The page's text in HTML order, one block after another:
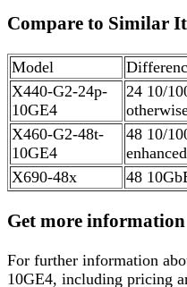
Compare to Similar
Model
X440-G2-24p-
10GE4
24 10/
X460-G2-48t-
10GE4
48 10/
X690-48x
48
Get more information
For further information
10GE4, including pricing